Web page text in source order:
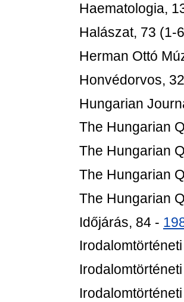
Haematologia,
Halászat, 73 (1-
Herman Ottó
Honvédorvos,
Hungarian
The Hungarian
The Hungarian
The Hungarian
The Hungarian
Időjárás, 84 -